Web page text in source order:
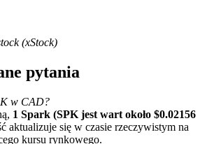
(xStock)
pytania
w CAD?
1 Spark (SPK jest wart około $0.02156
aktualizuje się w czasie rzeczywistym na
kursu rynkowego.